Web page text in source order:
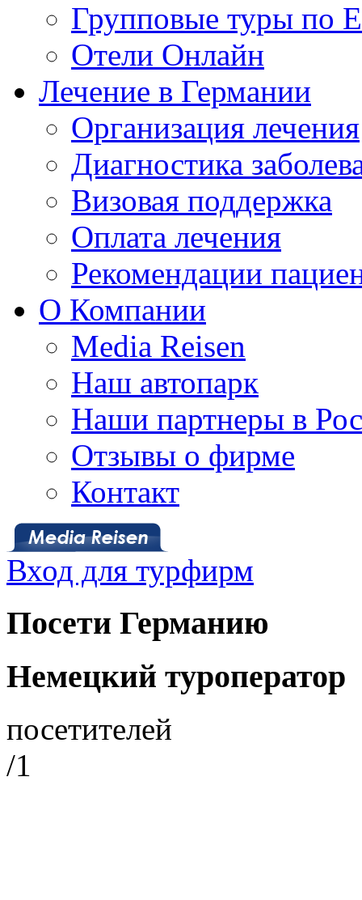
Групповые туры по
Отели Онлайн
Лечение в Германии
Организация лечения
Диагностика
Визовая поддержка
Оплата лечения
Рекомендации
О Компании
Media Reisen
Наш автопарк
Наши партнеры в
Отзывы о фирме
Контакт
Вход для турфирм
Посети Германию
Немецкий туроператор
посетителей
/1